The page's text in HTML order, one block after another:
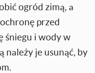
ogród zimą, a
przed
śniegu i wody w
należy je usunąć, by